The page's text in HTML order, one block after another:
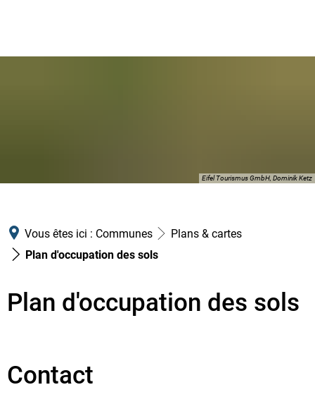
Eifel Tourismus GmbH, Dominik Ketz
Vous êtes ici : Communes
Plans & cartes
Plan d'occupation des sols
Plan d'occupation des sols
Contact